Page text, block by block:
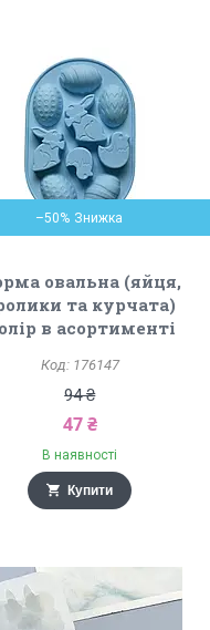
–50%
овальна (яйця,
та курчата)
в асортименті
176147
94 ₴
47 ₴
В наявності
Купити